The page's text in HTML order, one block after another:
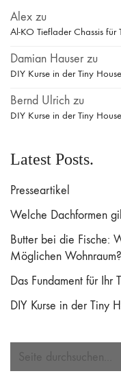
Alex zu
Al-KO Tieflader Chassis für
Damian Hauser zu
DIY Kurse in der Tiny
Bernd Ulrich zu
DIY Kurse in der Tiny
Latest Posts.
Presseartikel
Welche Dachformen
Butter bei die Fische:
Möglichen Wohnraum?
Das Fundament für
DIY Kurse in der Tiny